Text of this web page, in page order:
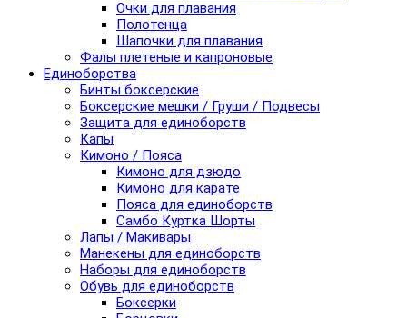
Очки для плавания
Полотенца
Шапочки для плавания
Фалы плетеные и капроновые
Единоборства
Бинты боксерские
Боксерские мешки / Груши / Подвесы
Защита для единоборств
Капы
Кимоно / Пояса
Кимоно для дзюдо
Кимоно для карате
Пояса для единоборств
Самбо Куртка Шорты
Лапы / Макивары
Манекены для единоборств
Наборы для единоборств
Обувь для единоборств
Боксерки